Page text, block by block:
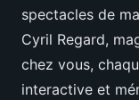
spectacles de
Cyril Regard,
chez vous,
interactive et